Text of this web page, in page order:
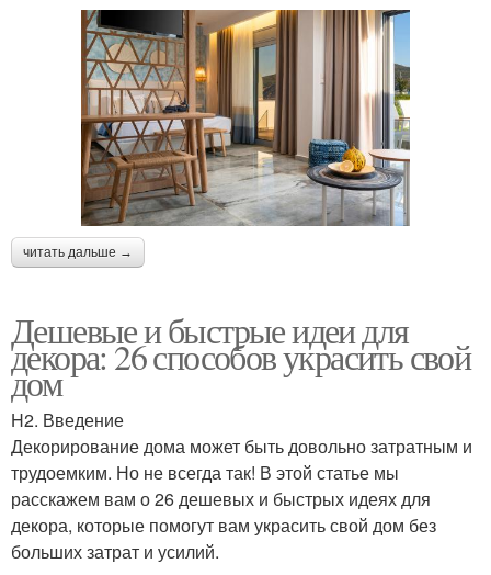
читать дальше →
Дешевые и быстрые идеи для
декора: 26 способов украсить свой
дом
H2. Введение
Декорирование дома может быть довольно затратным и
трудоемким. Но не всегда так! В этой статье мы
расскажем вам о 26 дешевых и быстрых идеях для
декора, которые помогут вам украсить свой дом без
больших затрат и усилий.